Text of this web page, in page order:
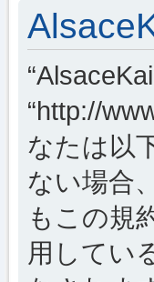
“http://
なたは以
ない場合
もこの規
用してい